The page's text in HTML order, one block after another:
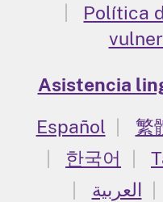
Política
Asistencia
Español
繁
한국어
العربية